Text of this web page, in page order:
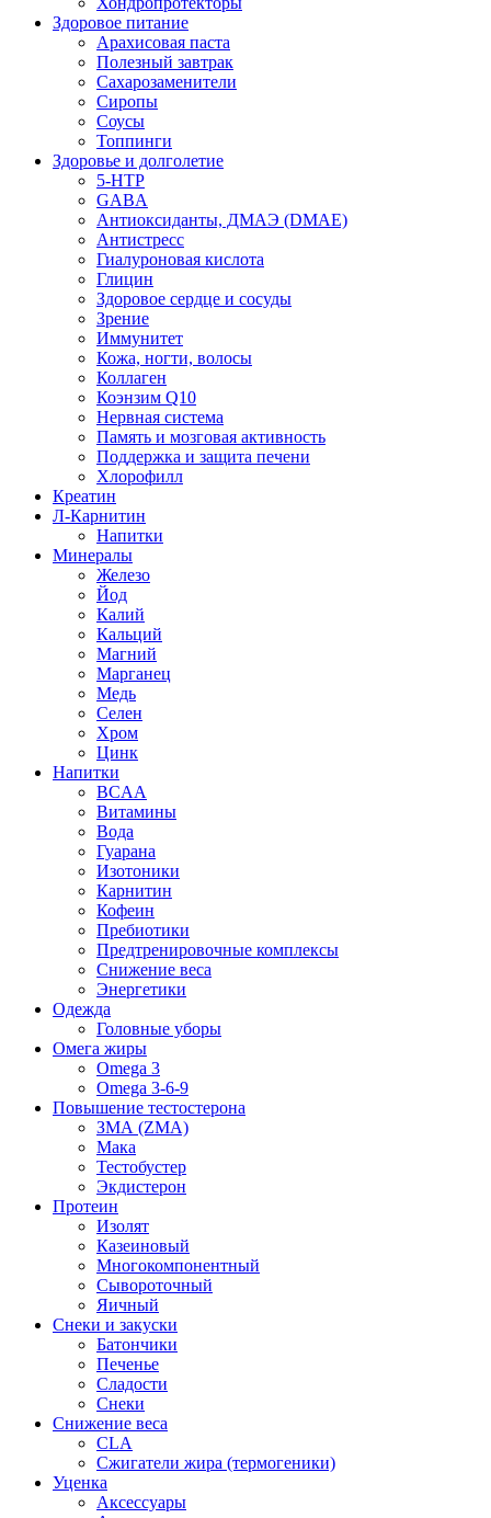
Здоровое питание
Арахисовая паста
Полезный завтрак
Сахарозаменители
Сиропы
Соусы
Топпинги
Здоровье и долголетие
5-HTP
GABA
Антиоксиданты, ДМАЭ (DMAE)
Антистресс
Гиалуроновая кислота
Глицин
Здоровое сердце и сосуды
Зрение
Иммунитет
Кожа, ногти, волосы
Коллаген
Коэнзим Q10
Нервная система
Память и мозговая активность
Поддержка и защита печени
Хлорофилл
Креатин
Л-Карнитин
Напитки
Минералы
Железо
Йод
Калий
Кальций
Магний
Марганец
Медь
Селен
Хром
Цинк
Напитки
BCAA
Витамины
Вода
Гуарана
Изотоники
Карнитин
Кофеин
Пребиотики
Предтренировочные комплексы
Снижение веса
Энергетики
Одежда
Головные уборы
Омега жиры
Omega 3
Omega 3-6-9
Повышение тестостерона
ЗМА (ZMA)
Мака
Тестобустер
Экдистерон
Протеин
Изолят
Казеиновый
Многокомпонентный
Сывороточный
Яичный
Снеки и закуски
Батончики
Печенье
Сладости
Снеки
Снижение веса
CLA
Сжигатели жира (термогеники)
Уценка
Аксессуары